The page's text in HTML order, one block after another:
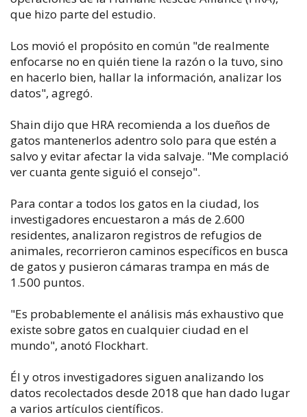
que hizo parte del estudio.
Los movió el propósito en común "de realmente
enfocarse no en quién tiene la razón o la tuvo, sino
en hacerlo bien, hallar la información, analizar los
datos", agregó.
Shain dijo que HRA recomienda a los dueños de
gatos mantenerlos adentro solo para que estén a
salvo y evitar afectar la vida salvaje. "Me complació
ver cuanta gente siguió el consejo".
Para contar a todos los gatos en la ciudad, los
investigadores encuestaron a más de 2.600
residentes, analizaron registros de refugios de
animales, recorrieron caminos específicos en busca
de gatos y pusieron cámaras trampa en más de
1.500 puntos.
"Es probablemente el análisis más exhaustivo que
existe sobre gatos en cualquier ciudad en el
mundo", anotó Flockhart.
Él y otros investigadores siguen analizando los
datos recolectados desde 2018 que han dado lugar
a varios artículos científicos.